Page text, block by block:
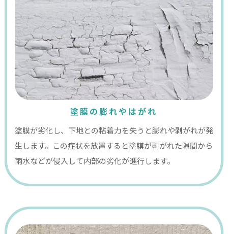
塗膜の膨れやはがれ
塗膜が劣化し、下地との粘着力を失うと膨れや剥がれが発
生します。この症状を放置すると塗膜が剥がれた隙間から
雨水などが侵入して内部の劣化が進行します。